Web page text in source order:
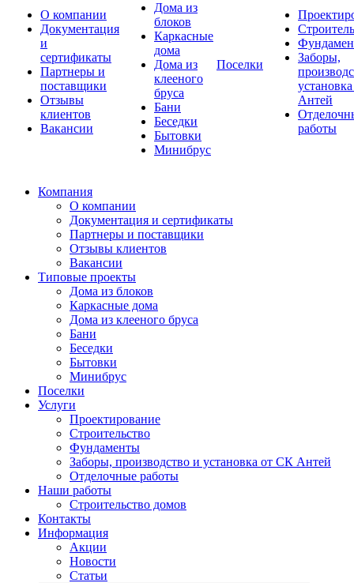
О компании
Документация
и
сертификаты
Партнеры и
поставщики
Отзывы
клиентов
Вакансии
Дома из
блоков
Каркасные
дома
Дома из
клееного
бруса
Бани
Беседки
Бытовки
Минибрус
Поселки
Заборы,
Антей
работы
Компания
О компании
Документация и сертификаты
Партнеры и поставщики
Отзывы клиентов
Вакансии
Типовые проекты
Дома из блоков
Каркасные дома
Дома из клееного бруса
Бани
Беседки
Бытовки
Минибрус
Поселки
Услуги
Проектирование
Строительство
Фундаменты
Заборы, производство и установка от СК Антей
Отделочные работы
Наши работы
Строительство домов
Контакты
Информация
Акции
Новости
Статьи